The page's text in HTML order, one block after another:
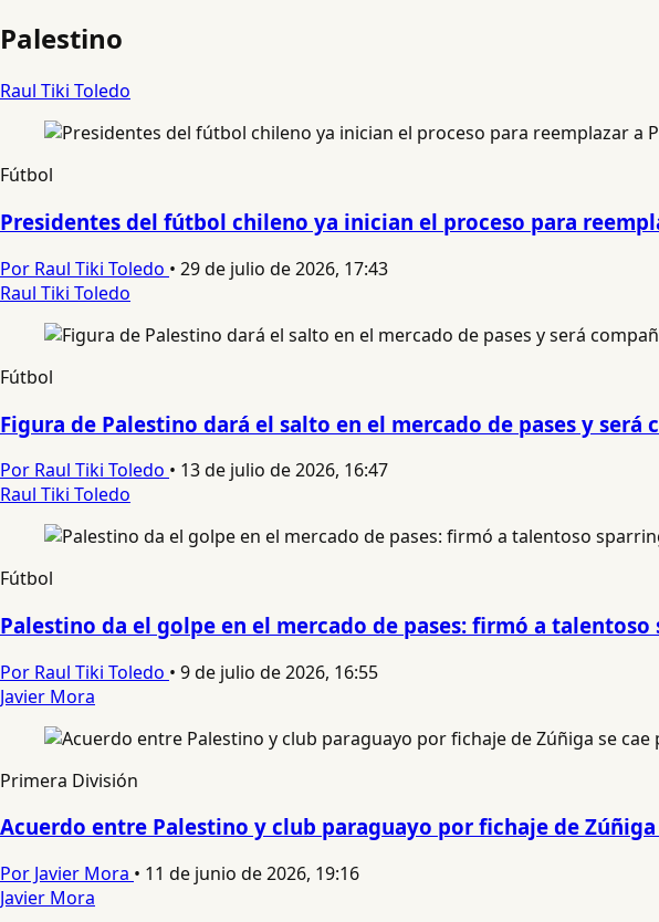
Palestino
Raul Tiki Toledo
Fútbol
Presidentes del fútbol chileno ya inician el proceso para
Por Raul Tiki Toledo • 29 de julio de 2026, 17:43
Raul Tiki Toledo
Fútbol
Figura de Palestino dará el salto en el mercado de pases y
Por Raul Tiki Toledo • 13 de julio de 2026, 16:47
Raul Tiki Toledo
Fútbol
Palestino da el golpe en el mercado de pases: firmó a
Por Raul Tiki Toledo • 9 de julio de 2026, 16:55
Javier Mora
Primera División
Acuerdo entre Palestino y club paraguayo por fichaje de
Por Javier Mora • 11 de junio de 2026, 19:16
Javier Mora